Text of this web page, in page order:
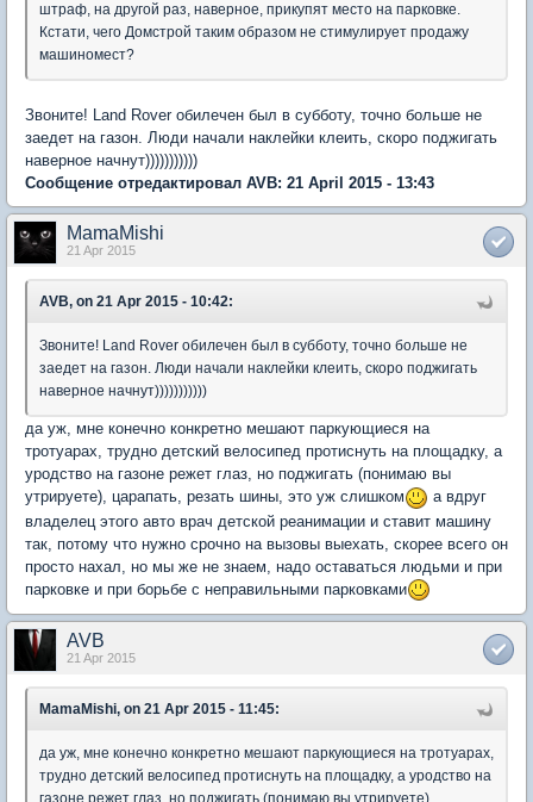
штраф, на другой раз, наверное, прикупят место на парковке.
Кстати, чего Домстрой таким образом не стимулирует продажу
машиномест?
Звоните! Land Rover обилечен был в субботу, точно больше не
заедет на газон. Люди начали наклейки клеить, скоро поджигать
наверное начнут)))))))))))
Сообщение отредактировал AVB: 21 April 2015 - 13:43
MamaMishi
21 Apr 2015
AVB, on 21 Apr 2015 - 10:42:
Звоните! Land Rover обилечен был в субботу, точно больше не
заедет на газон. Люди начали наклейки клеить, скоро поджигать
наверное начнут)))))))))))
да уж, мне конечно конкретно мешают паркующиеся на
тротуарах, трудно детский велосипед протиснуть на площадку, а
уродство на газоне режет глаз, но поджигать (понимаю вы
утрируете), царапать, резать шины, это уж слишком
а вдруг
владелец этого авто врач детской реанимации и ставит машину
так, потому что нужно срочно на вызовы выехать, скорее всего он
просто нахал, но мы же не знаем, надо оставаться людьми и при
парковке и при борьбе с неправильными парковками
AVB
21 Apr 2015
MamaMishi, on 21 Apr 2015 - 11:45:
да уж, мне конечно конкретно мешают паркующиеся на тротуарах,
трудно детский велосипед протиснуть на площадку, а уродство на